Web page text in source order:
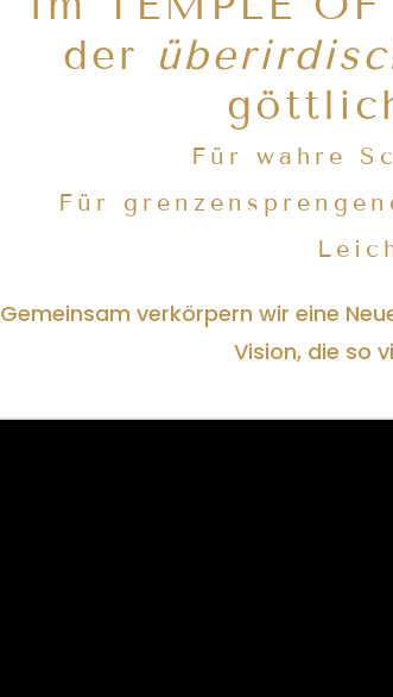
der
Für wahre
Für
Gemeinsam verkörpern wir eine
Vision, die so